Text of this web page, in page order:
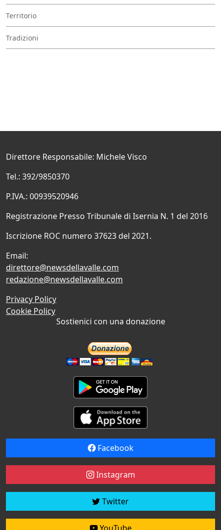
Territorio
Tradizioni
Direttore Responsabile: Michele Visco
Tel.: 392/9850370
P.IVA.: 00939520946
Registrazione Presso Tribunale di Isernia N. 1 del 2016
Iscrizione ROC numero 37623 del 2021.
Email:
direttore@newsdellavalle.com
redazione@newsdellavalle.com
Privacy Policy
Cookie Policy
Sostienici con una donazione
Facebook
Instagram
Twitter